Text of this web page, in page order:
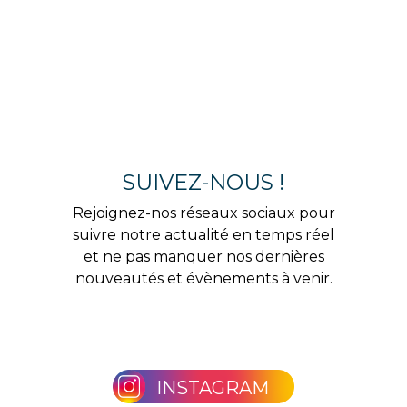
SUIVEZ-NOUS !
Rejoignez-nos réseaux sociaux pour
suivre notre actualité en temps réel
et ne pas manquer nos dernières
nouveautés et évènements à venir.
INSTAGRAM